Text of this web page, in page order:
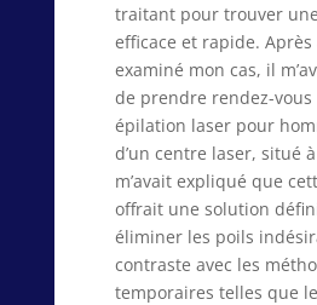
traitant pour trouver
efficace et rapide. Après
examiné mon cas, il
de prendre rendez-
épilation laser pour
d’un centre laser, situé
m’avait expliqué que
offrait une solution
éliminer les poils
contraste avec les
temporaires telles que